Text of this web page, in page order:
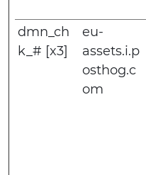
dmn_ch
k_# [x3]
eu-
assets.i.p
osthog.c
om